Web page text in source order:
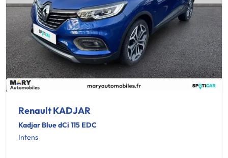
Renault KADJAR
Kadjar Blue dCi 115 EDC
Intens